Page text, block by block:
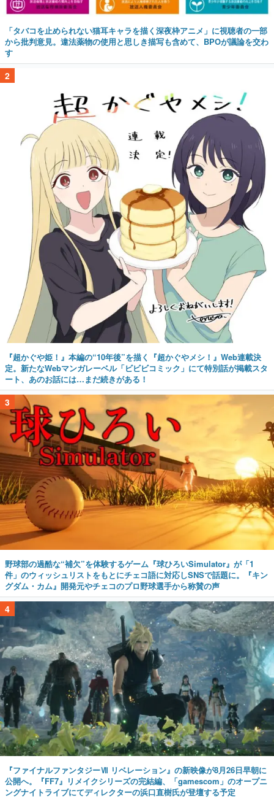
「タバコを止められない猫耳キャラを描く深夜枠アニメ」に視聴者の一部
から批判意見。違法薬物の使用と思しき描写も含めて、BPOが議論を交わ
す
2
『超かぐや姫！』本編の“10年後”を描く『超かぐやメシ！』Web連載決
定。新たなWebマンガレーベル「ビビビコミック」にて特別話が掲載スタ
ート、あのお話には…まだ続きがある！
3
野球部の過酷な“補欠”を体験するゲーム『球ひろいSimulator』が「1
件」のウィッシュリストをもとにチェコ語に対応しSNSで話題に。『キン
グダム・カム』開発元やチェコのプロ野球選手から称賛の声
4
『ファイナルファンタジーⅦ リベレーション』の新映像が8月26日早朝に
公開へ。『FF7』リメイクシリーズの完結編、「gamescom」のオープニ
ングナイトライブにてディレクターの浜口直樹氏が登壇する予定